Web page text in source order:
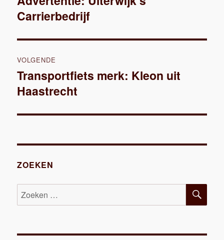
bericht:
Carrierbedrijf
VOLGENDE
Volgend
bericht:
Transportfiets merk: Kleon uit
Haastrecht
ZOEKEN
Zoeken
naar: